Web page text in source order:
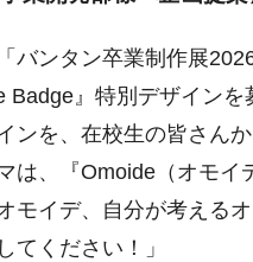
バンタン卒業制作展
Badge』特別デザインを
ンを、在校生の皆さん
は、『Omoide（オモイ
モイデ、自分が考える
てください！」